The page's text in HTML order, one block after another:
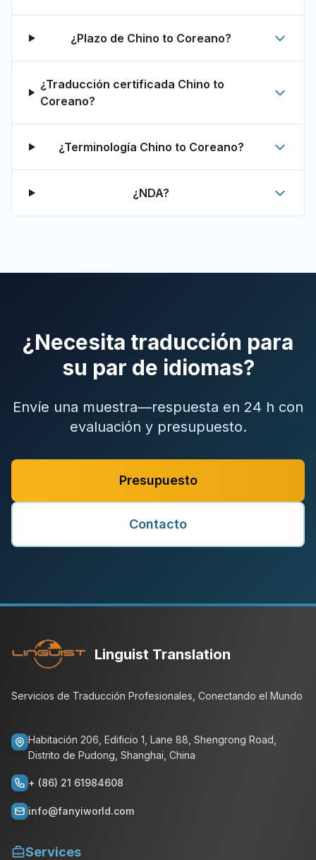
¿Plazo de Chino to Coreano?
¿Traducción certificada Chino to
Coreano?
¿Terminología Chino to Coreano?
¿NDA?
¿Necesita traducción para
su par de idiomas?
Envíe una muestra—respuesta en 24 h con
evaluación y presupuesto.
Presupuesto
Contacto
Linguist Translation
Servicios de Traducción Profesionales, Conectando el Mundo
Habitación 206, Edificio 1, Lane 88, Shengrong Road,
Distrito de Pudong, Shanghai, China
+ (86) 21 61984608
info@fanyiworld.com
Services